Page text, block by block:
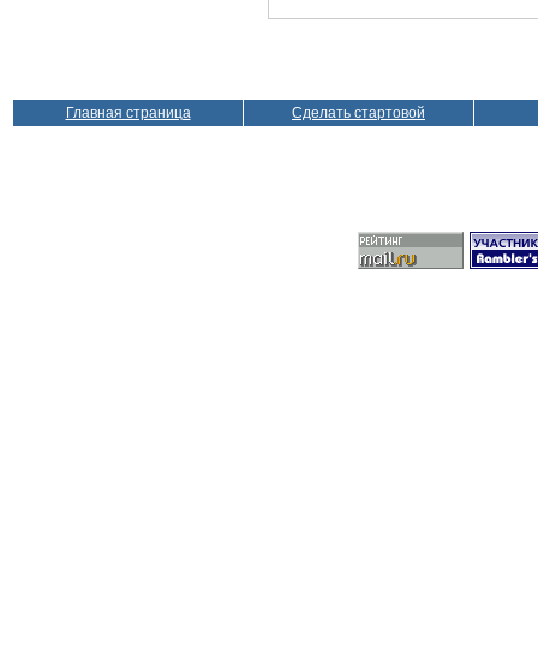
Главная страница Сделать стартовой